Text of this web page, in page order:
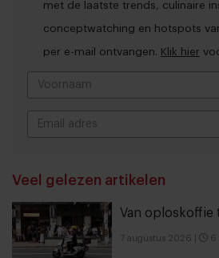
met de laatste trends, culinaire
conceptwatching en hotspots
per e-mail ontvangen. Klik hier
Veel gelezen artikelen
Van oploskoffie
7 augustus 2026 6